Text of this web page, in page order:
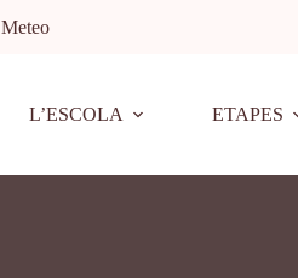
Meteo
L’ESCOLA ETAPES